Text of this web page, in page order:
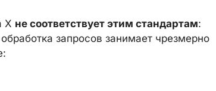
X не соответствует этим стандартам:
запросов занимает чрезмерно